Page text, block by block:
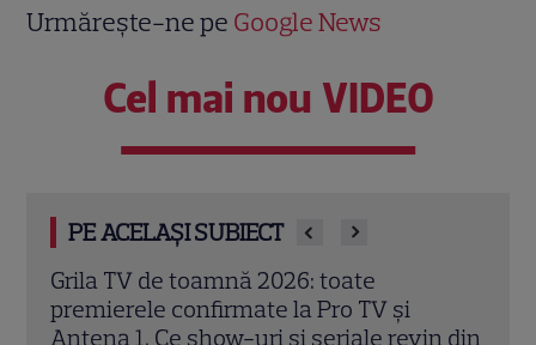
Urmărește-ne pe Google News
Cel mai nou VIDEO
PE ACELAȘI SUBIECT
Schimbare majoră la „Vocea României”.
Sezonul 14 introduce Butonul „A doua
șansă” și un avantaj pentru Pavel Bartoș